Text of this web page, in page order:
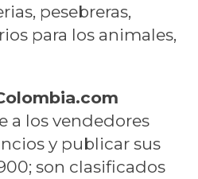
pesebreras,
para los animales,
a los vendedores
y publicar sus
son clasificados